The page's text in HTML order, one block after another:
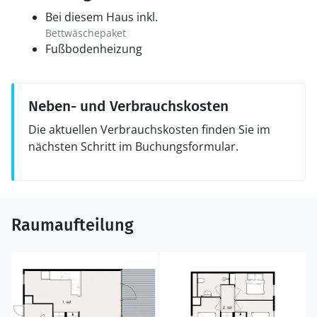
Für Golf- und Wellness-Enthusiasten bietet Great
Northern, einer der renommiertesten Golfplätze in
Behandlungen und ein erstklassiges Restaurant, in
dem sowohl die Gerichte als auch das elegante
Ambiente ein unvergessliches Erlebnis
schaffen. Kerteminde bietet gleichzeitig das
gemütlichste Paddelzentrum und Minigolfbahnen von
zu bieten. Das Johannes Larsen Museum präsentiert
sowohl das private Zuhause des Künstlers als auch ein
Kunstausstellungen. Das Wikingermuseum Ladby
gewährt faszinierende Einblicke in Dänemarks einziges
Wikingerschiffsgrab. Im Fjord&Bælt-Zentrum kannst du
Bei diesem Haus inkl.
Bettwäschepaket
Fußbodenheizung
Neben- und Verbrauchskosten
Die aktuellen Verbrauchskosten finden Sie im
nächsten Schritt im Buchungsformular.
Raumaufteilung